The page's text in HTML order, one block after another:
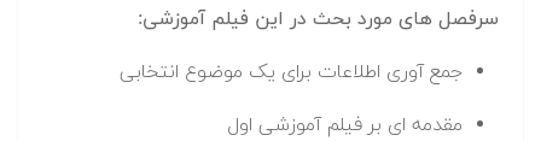
سرفصل های مورد بحث در این فیلم آموزشی:
جمع آوری اطلاعات برای یک موضوع انتخابی
مقدمه ای بر فیلم آموزشی اول